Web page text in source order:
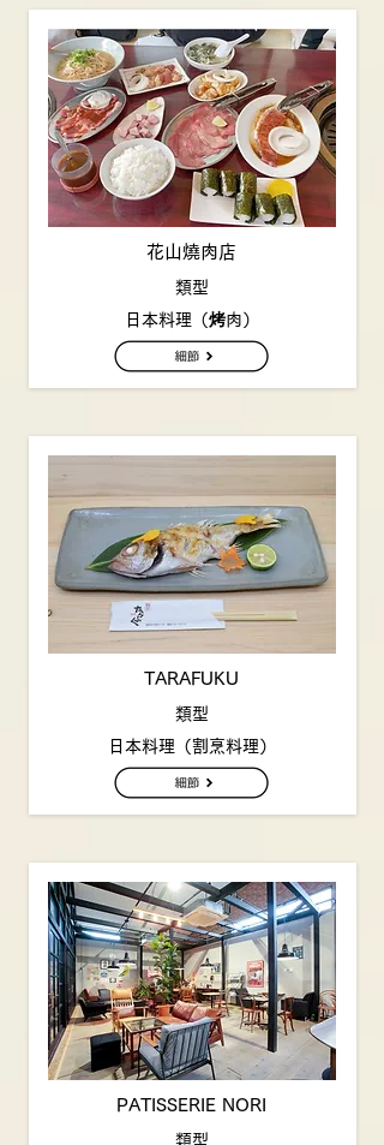
花山燒肉店
類型
日本料理（烤肉）
TARAFUKU
類型
日本料理（割烹料理）
PATISSERIE NORI
類型